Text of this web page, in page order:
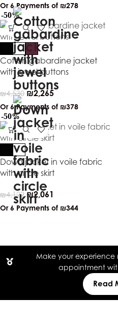
Or 6 Payments of ₪278
-50%
Cotton gabardine jacket
with jewel buttons
₪4,530 ₪2,265
Or 6 Payments of ₪378
-50%
Down jacket in voile fabric
with circle skirt
₪4,122 ₪2,061
Or 6 Payments of ₪344
Make your experience
appointment
Read